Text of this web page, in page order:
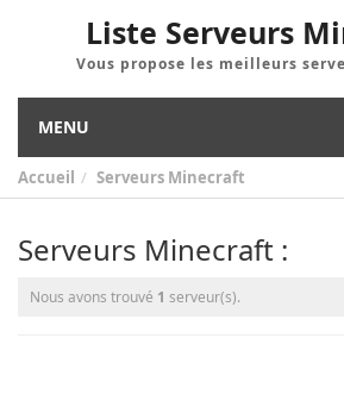
Liste Serveurs
Vous propose les meilleurs
MENU
Accueil Serveurs Minecraft
Serveurs Minecraft :
Nous avons trouvé 1 serveur(s).